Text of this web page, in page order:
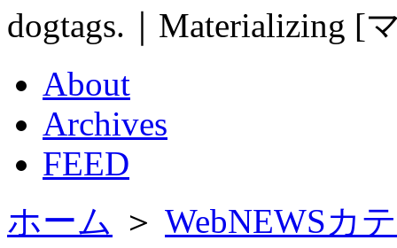
dogtags.｜Materializing [
About
Archives
FEED
ホーム ＞ WebNEWSカ